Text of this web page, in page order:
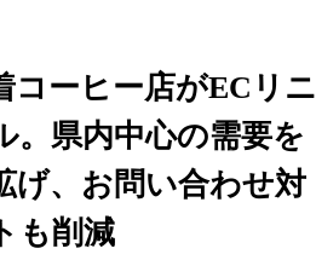
顧客ロイヤリティを向上
モバイルアプリ
複数店舗との連携
コーヒー店がECリニ
。県内中心の需要を
げ、お問い合わせ対
も削減